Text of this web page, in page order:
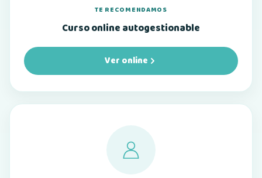
TE RECOMENDAMOS
Curso online autogestionable
Ver online